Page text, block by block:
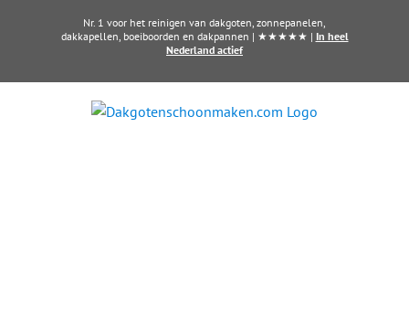
Nr. 1 voor het reinigen van dakgoten, zonnepanelen,
dakkapellen, boeiboorden en dakpannen | ★★★★★ | In heel
Nederland actief